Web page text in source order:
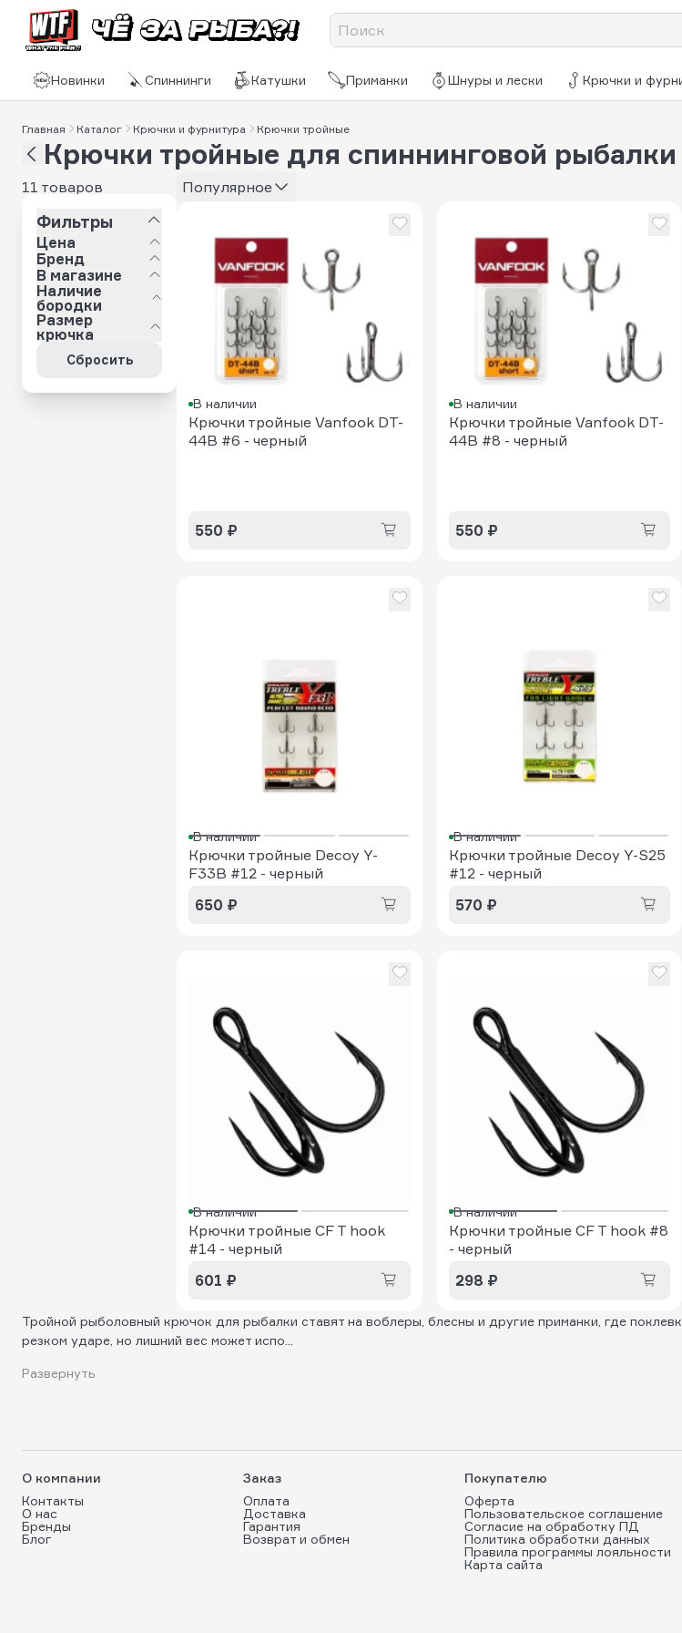
Новинки Спиннинги Катушки Приманки Шнуры и лески Крючки и
Главная Каталог Крючки и фурнитура Крючки тройные
Крючки тройные для спиннинговой рыбалки
11 товаров
Фильтры
Цена
Бренд
В магазине
Наличие
бородки
Размер
крючка
Сбросить
Популярное
В наличии
Крючки тройные Vanfook DT-
44B #6 - черный
550 ₽
В наличии
Крючки тройные Vanfook DT-
44B #8 - черный
550 ₽
В наличии
Крючки тройные Decoy Y-
F33B #12 - черный
650 ₽
В наличии
Крючки тройные Decoy Y-S25
#12 - черный
570 ₽
В наличии
Крючки тройные CF T hook
#14 - черный
601 ₽
В наличии
Крючки тройные CF T hook #8
- черный
298 ₽
Тройной рыболовный крючок для рыбалки ставят на воблеры, блесны и другие приманки, где
резком ударе, но лишний вес может испо...
Развернуть
О компании
Контакты
О нас
Бренды
Блог
Заказ
Оплата
Доставка
Гарантия
Возврат и обмен
Покупателю
Оферта
Пользовательское соглашение
Согласие на обработку ПД
Политика обработки данных
Правила программы лояльности
Карта сайта